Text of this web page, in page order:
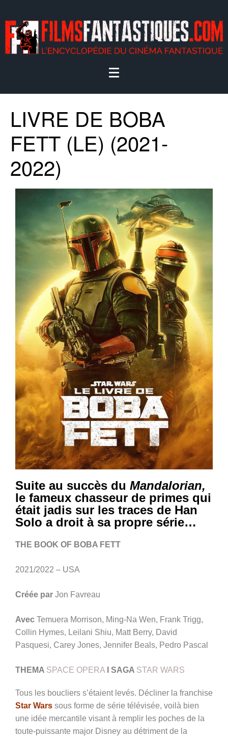
LIVRE DE BOBA
FETT (LE) (2021-
2022)
Suite au succès du Mandalorian,
le fameux chasseur de primes qui
était jadis sur les traces de Han
Solo a droit à sa propre série…
THE BOOK OF BOBA FETT
2021/2022 – USA
Créée par Jon Favreau
Avec Temuera Morrison, Ming-Na Wen, Frank Trigg,
Collin Hymes, Leilani Shiu, Matt Berry, David
Pasquesi, Carey Jones, Jennifer Beals, Pedro Pascal
THEMA SPACE OPERA I SAGA STAR WARS
Tous les boucliers s’étaient levés. Décliner la franchise
Star Wars sous forme de série télévisée, voilà bien
une idée mercantile visant à remplir les poches de la
toute-puissante major Disney au détriment de la